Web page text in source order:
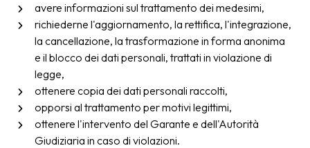
avere informazioni sul trattamento dei medesimi,
richiederne l'aggiornamento, la rettifica, l'integrazione,
la cancellazione, la trasformazione in forma anonima
e il blocco dei dati personali, trattati in violazione di
legge,
ottenere copia dei dati personali raccolti,
opporsi al trattamento per motivi legittimi,
ottenere l'intervento del Garante e dell'Autorità
Giudiziaria in caso di violazioni.